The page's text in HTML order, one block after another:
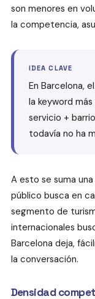
son menores en
la competencia,
IDEA CLAVE
En Barcelona,
la keyword
servicio +
todavía no ha
A esto se suma
público busca en
segmento de
internacionales
Barcelona deja,
la conversación.
Densidad